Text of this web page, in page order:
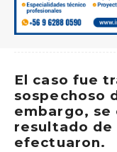
El caso fue
sospechoso
embargo, se
resultado de
efectuaron.